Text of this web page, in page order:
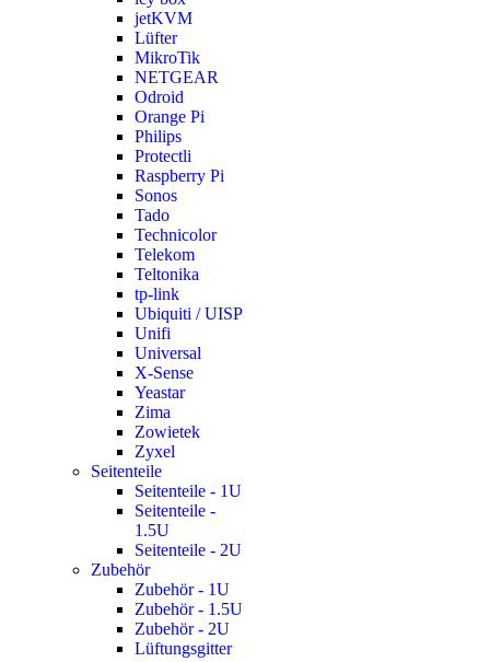
jetKVM
Lüfter
MikroTik
NETGEAR
Odroid
Orange Pi
Philips
Protectli
Raspberry Pi
Sonos
Tado
Technicolor
Telekom
Teltonika
tp-link
Ubiquiti / UISP
Unifi
Universal
X-Sense
Yeastar
Zima
Zowietek
Zyxel
Seitenteile
Seitenteile - 1U
Seitenteile -
1.5U
Seitenteile - 2U
Zubehör
Zubehör - 1U
Zubehör - 1.5U
Zubehör - 2U
Lüftungsgitter